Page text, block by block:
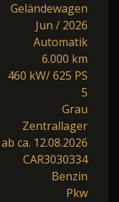
Geländewagen
Jun / 2026
Automatik
6.000 km
460 kW/ 625 PS
5
Grau
Zentrallager
ab ca. 12.08.2026
CAR3030334
Benzin
Pkw